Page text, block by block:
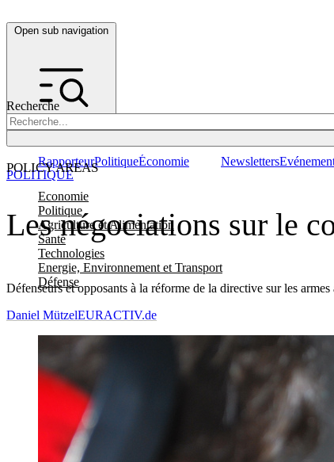
Open sub navigation
Recherche
POLICY AREAS
Economie
Politique
Agriculture et Alimentation
Santé
Technologies
Energie, Environnement et Transport
Défense
RapporteurPolitiqueÉconomie Newsletters
Les négociations sur le
Défenseurs et opposants à la réforme de la directive sur les
POLITIQUE
Daniel MützelEURACTIV.de